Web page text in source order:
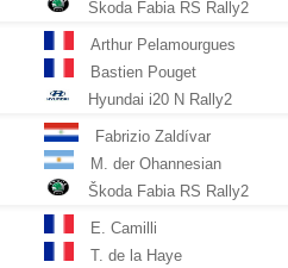
Škoda Fabia RS Rally2
Arthur Pelamourgues
Bastien Pouget
Hyundai i20 N Rally2
Fabrizio Zaldívar
M. der Ohannesian
Škoda Fabia RS Rally2
E. Camilli
T. de la Haye